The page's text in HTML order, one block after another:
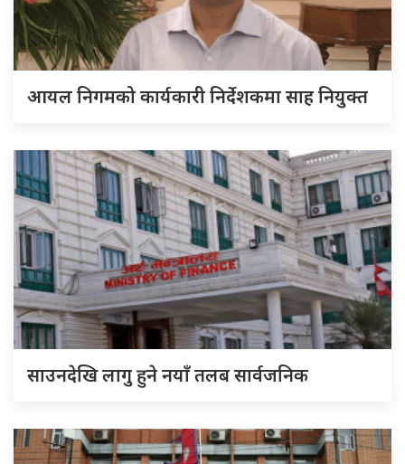
आयल निगमको कार्यकारी निर्देशकमा साह नियुक्त
साउनदेखि लागु हुने नयाँ तलब सार्वजनिक